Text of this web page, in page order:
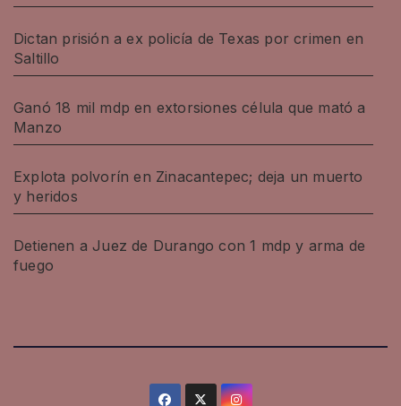
Dictan prisión a ex policía de Texas por crimen en
Saltillo
Ganó 18 mil mdp en extorsiones célula que mató a
Manzo
Explota polvorín en Zinacantepec; deja un muerto
y heridos
Detienen a Juez de Durango con 1 mdp y arma de
fuego